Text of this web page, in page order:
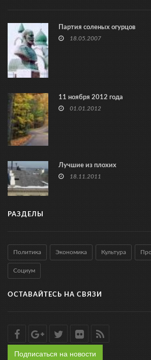
Партия соленых огурцов
18.05.2007
11 ноября 2012 года
01.01.2012
Лучшие из плохих
18.11.2011
РАЗДЕЛЫ
Политика Экономика Культура
Социум
ОСТАВАЙТЕСЬ НА СВЯЗИ
Подписаться на новости